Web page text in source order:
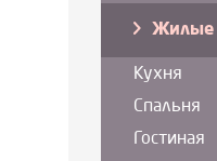
Жилые
Кухня
Спальня
Гостиная